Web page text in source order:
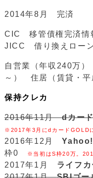
2014年8月 完済
CIC 移管債権完済情
JICC 借り換えローン
自営業（年収240万
～） 住居（賃貸・平
保持クレカ
2016年11月dカー
※2017年3月にdカードGOLD
2016年12月
枠0
※当初はS枠20万。
2017年1月 ライフカ